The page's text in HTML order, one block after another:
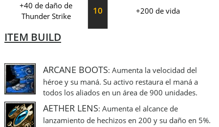
+40 de daño de
Thunder Strike
10 +200 de vida
ITEM BUILD
ARCANE BOOTS: Aumenta la velocidad del
héroe y su maná. Su activo restaura el maná a
todos los aliados en un área de 900 unidades.
AETHER LENS: Aumenta el alcance de
lanzamiento de hechizos en 200 y su daño en 5%.